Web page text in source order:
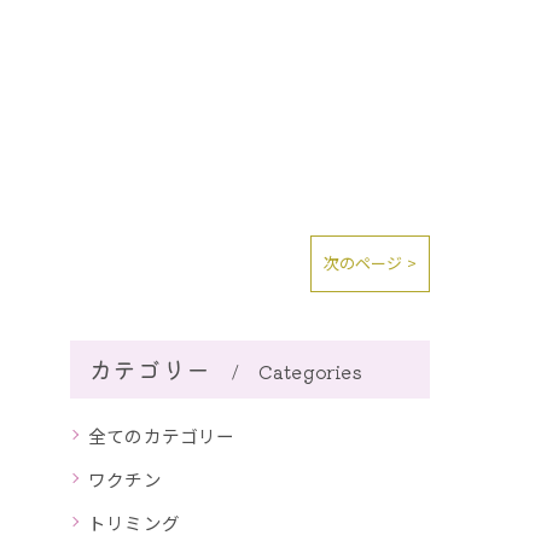
次のページ >
カテゴリー Categories
全てのカテゴリー
ワクチン
トリミング